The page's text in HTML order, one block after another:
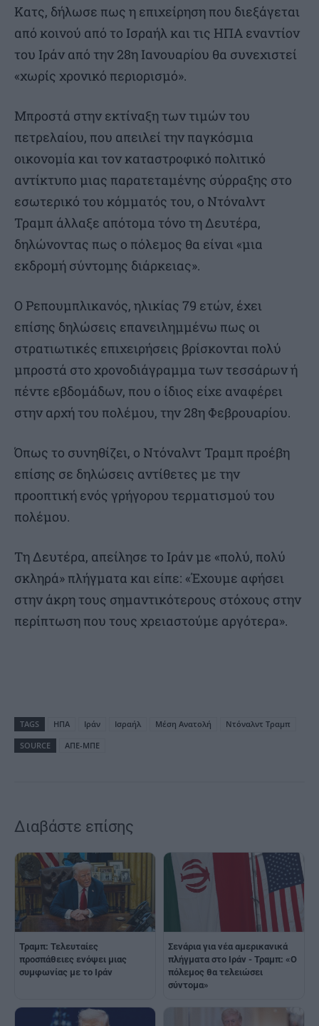
Κατς, δήλωσε πως η επιχείρηση που διεξάγεται
από κοινού από το Ισραήλ και τις ΗΠΑ εναντίον
του Ιράν από την 28η Ιανουαρίου θα συνεχιστεί
«χωρίς χρονικό περιορισμό».
Μπροστά στην εκτίναξη των τιμών του
πετρελαίου, που απειλεί την παγκόσμια
οικονομία και τον καταστροφικό πολιτικό
αντίκτυπο μιας παρατεταμένης σύρραξης στο
εσωτερικό του κόμματός του, ο Ντόναλντ
Τραμπ άλλαξε απότομα τόνο τη Δευτέρα,
δηλώνοντας πως ο πόλεμος θα είναι «μια
εκδρομή σύντομης διάρκειας».
Ο Ρεπουμπλικανός, ηλικίας 79 ετών, έχει
επίσης δηλώσεις επανειλημμένω πως οι
στρατιωτικές επιχειρήσεις βρίσκονται πολύ
μπροστά στο χρονοδιάγραμμα των τεσσάρων ή
πέντε εβδομάδων, που ο ίδιος είχε αναφέρει
στην αρχή του πολέμου, την 28η Φεβρουαρίου.
Όπως το συνηθίζει, ο Ντόναλντ Τραμπ προέβη
επίσης σε δηλώσεις αντίθετες με την
προοπτική ενός γρήγορου τερματισμού του
πολέμου.
Τη Δευτέρα, απείλησε το Ιράν με «πολύ, πολύ
σκληρά» πλήγματα και είπε: «Έχουμε αφήσει
στην άκρη τους σημαντικότερους στόχους στην
περίπτωση που τους χρειαστούμε αργότερα».
TAGS ΗΠΑ Ιράν Ισραήλ Μέση Ανατολή
Ντόναλντ Τραμπ
SOURCE
ΑΠΕ-ΜΠΕ
Διαβάστε επίσης
Τραμπ: Τελευταίες
προσπάθειες ενόψει μιας
συμφωνίας με το Ιράν
Σενάρια για νέα αμερικανικά
πλήγματα στο Ιράν - Τραμπ: «Ο
πόλεμος θα τελειώσει
σύντομα»